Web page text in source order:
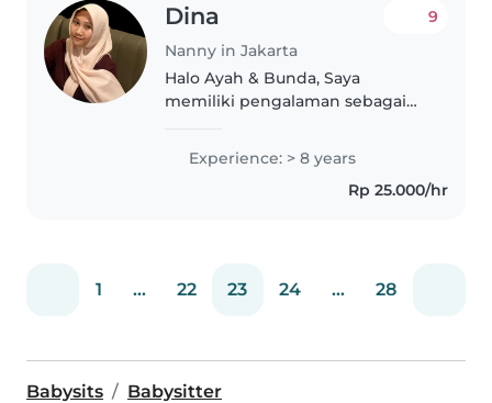
Dina
Nanny in Jakarta
9
Halo Ayah & Bunda, Saya
memiliki pengalaman sebagai
Khusus sejak tahun 2017 dan
pernah mendampingi anak
berkebutuhan khusus sebagai
Experience: > 8 years
Rp 25.000/hr
1 ... 22 23 24 ... 28
Babysits Babysitter